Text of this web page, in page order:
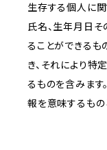
生存する個人に
氏名、生年月日
ることができるも
き、それにより特
るものを含みます
報を意味するもの